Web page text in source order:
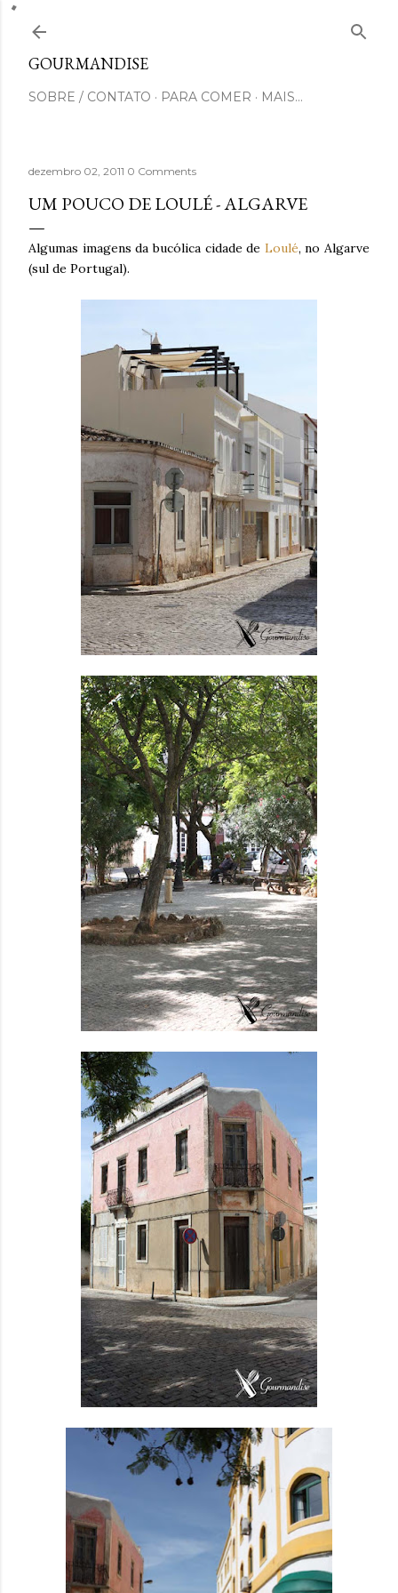
GOURMANDISE
SOBRE / CONTATO PARA COMER MAIS…
dezembro 02, 2011 0 Comments
UM POUCO DE LOULÉ - ALGARVE
Algumas imagens da bucólica cidade de Loulé, no Algarve
(sul de Portugal).